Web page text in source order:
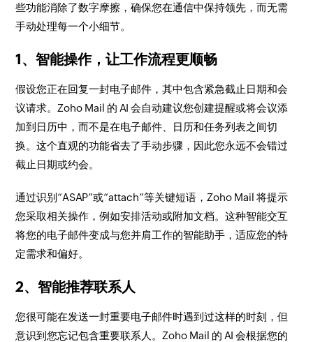
些功能消除了数字摩擦，确保您在通信中保持领先，而无需
手动处理每一个小细节。
1、智能操作，让工作流程更顺畅
假设您正在回复一封电子邮件，其中包含紧急截止日期和会
议请求。Zoho Mail 的 AI 会自动建议您创建提醒或将会议添
加到日历中，而不是在电子邮件、日历和任务列表之间切
换。这个直观的功能省去了手动步骤，因此您永远不会错过
截止日期或约会。
通过识别“ASAP”或“attach”等关键短语，Zoho Mail 将提示
您采取相关操作，例如安排活动或附加文档。这种智能交互
将您的电子邮件变成与您并肩工作的智能助手，适应您的特
定需求和偏好。
2、智能推荐联系人
您很可能在发送一封重要电子邮件时遇到过这样的时刻，但
意识到您忘记包含重要联系人。Zoho Mail 的 AI 会根据您的